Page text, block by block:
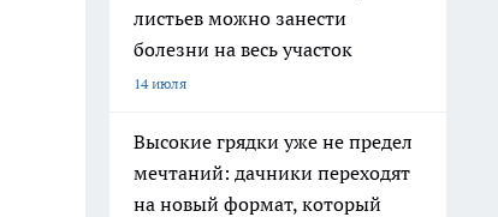
листьев можно занести
болезни на весь участок
14 июля
Высокие грядки уже не предел
мечтаний: дачники переходят
на новый формат, который